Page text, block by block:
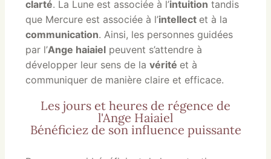
clarté. La Lune est associée à l’intuition tandis
que Mercure est associée à l’intellect et à la
communication. Ainsi, les personnes guidées
par l’Ange haiaiel peuvent s’attendre à
développer leur sens de la vérité et à
communiquer de manière claire et efficace.
Les jours et heures de régence de
l'Ange Haiaiel
Bénéficiez de son influence puissante